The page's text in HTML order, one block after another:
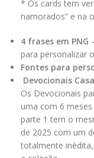
* Os cards tem
namorados” e na
4 frases em PNG
para personalizar
Fontes para
Devocionais
Os Devocionais
uma com 6
parte 1 tem o
de 2025 com um
totalmente